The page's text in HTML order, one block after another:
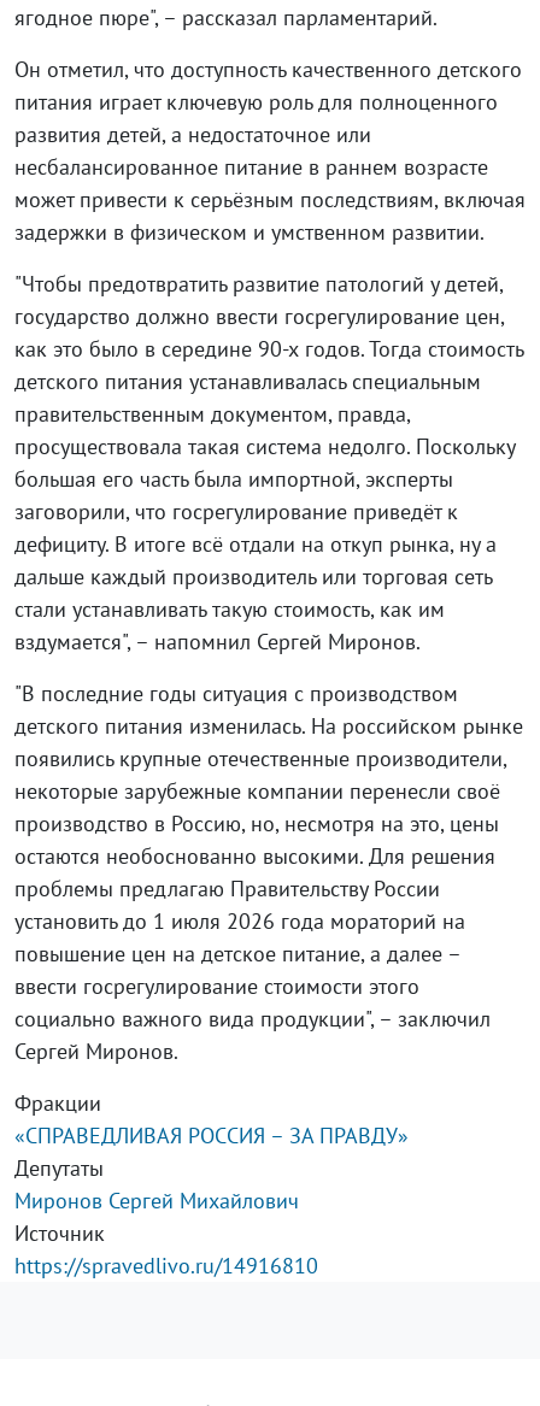
ягодное пюре", – рассказал парламентарий.
Он отметил, что доступность качественного детского
питания играет ключевую роль для полноценного
развития детей, а недостаточное или
несбалансированное питание в раннем возрасте
может привести к серьёзным последствиям, включая
задержки в физическом и умственном развитии.
"Чтобы предотвратить развитие патологий у детей,
государство должно ввести госрегулирование цен,
как это было в середине 90-х годов. Тогда стоимость
детского питания устанавливалась специальным
правительственным документом, правда,
просуществовала такая система недолго. Поскольку
большая его часть была импортной, эксперты
заговорили, что госрегулирование приведёт к
дефициту. В итоге всё отдали на откуп рынка, ну а
дальше каждый производитель или торговая сеть
стали устанавливать такую стоимость, как им
вздумается", – напомнил Сергей Миронов.
"В последние годы ситуация с производством
детского питания изменилась. На российском рынке
появились крупные отечественные производители,
некоторые зарубежные компании перенесли своё
производство в Россию, но, несмотря на это, цены
остаются необоснованно высокими. Для решения
проблемы предлагаю Правительству России
установить до 1 июля 2026 года мораторий на
повышение цен на детское питание, а далее –
ввести госрегулирование стоимости этого
социально важного вида продукции", – заключил
Сергей Миронов.
Фракции
«СПРАВЕДЛИВАЯ РОССИЯ – ЗА ПРАВДУ»
Депутаты
Миронов Сергей Михайлович
Источник
https://spravedlivo.ru/14916810